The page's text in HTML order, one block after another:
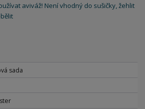
aviváž! Není vhodný do sušičky, žehlit
sada